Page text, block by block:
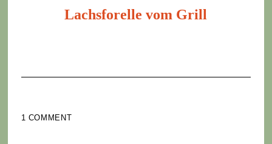
Lachsforelle vom Grill
1 COMMENT